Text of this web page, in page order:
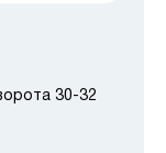
30-32